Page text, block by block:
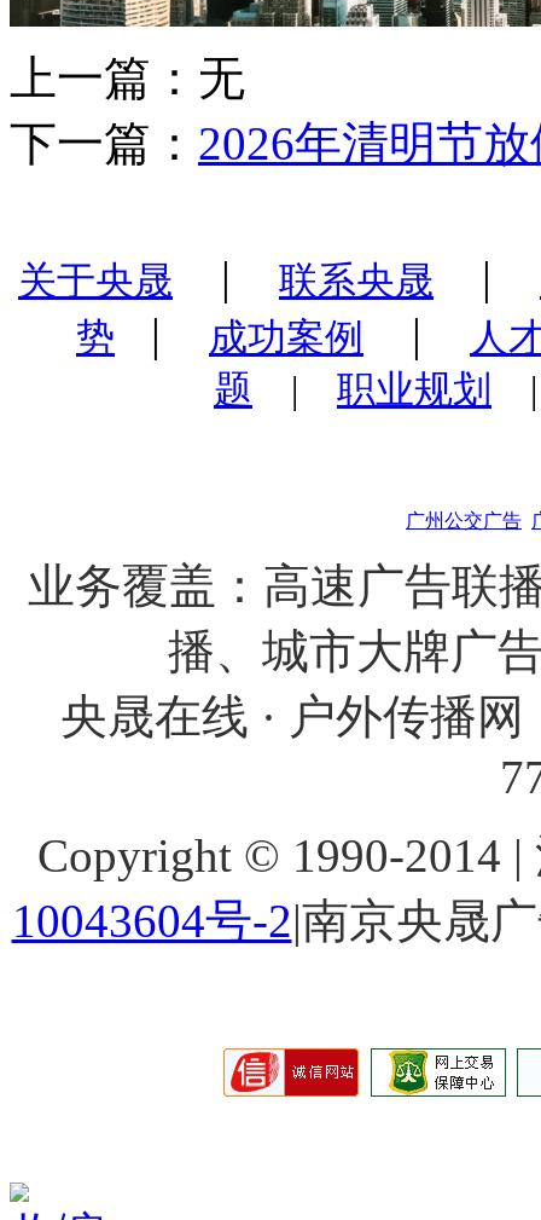
上一篇：无
下一篇： 2026年清明节
关于央晟 | 联系央晟 |
势
| 成功案例 |
人
题 | 职业规划
广州公交广告
业务覆盖：高速广告联
播、城市大牌广
央晟在线 · 户外传播
Copyright © 1990-2014
10043604号-2|南京央晟